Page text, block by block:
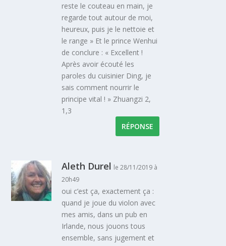
reste le couteau en main, je
regarde tout autour de moi,
heureux, puis je le nettoie et
le range » Et le prince Wenhui
de conclure : « Excellent !
Après avoir écouté les
paroles du cuisinier Ding, je
sais comment nourrir le
principe vital ! » Zhuangzi 2,
1,3
RÉPONSE
Aleth Durel le 28/11/2019 à
20h49
oui c’est ça, exactement ça :
quand je joue du violon avec
mes amis, dans un pub en
Irlande, nous jouons tous
ensemble, sans jugement et